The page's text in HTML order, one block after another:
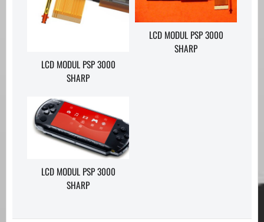
LCD MODUL PSP 3000
SHARP
LCD MODUL PSP 3000
SHARP
LCD MODUL PSP 3000
SHARP